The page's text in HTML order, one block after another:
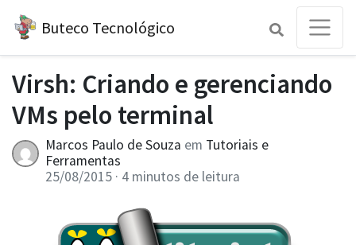
Buteco Tecnológico
Virsh: Criando e gerenciando
VMs pelo terminal
Marcos Paulo de Souza em Tutoriais e
Ferramentas
25/08/2015 · 4 minutos de leitura